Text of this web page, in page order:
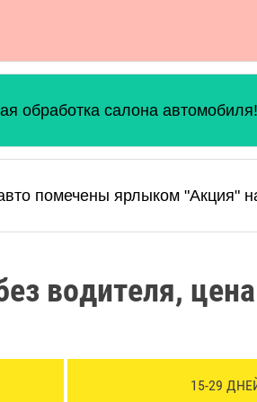
обработка салона автомобиля!
помечены ярлыком "Акция"
водителя,
15-29